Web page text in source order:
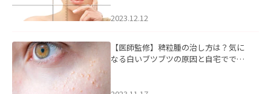
2023.12.12
【医師監修】稗粒腫の治し方は？気に
なる白いブツブツの原因と自宅ででき